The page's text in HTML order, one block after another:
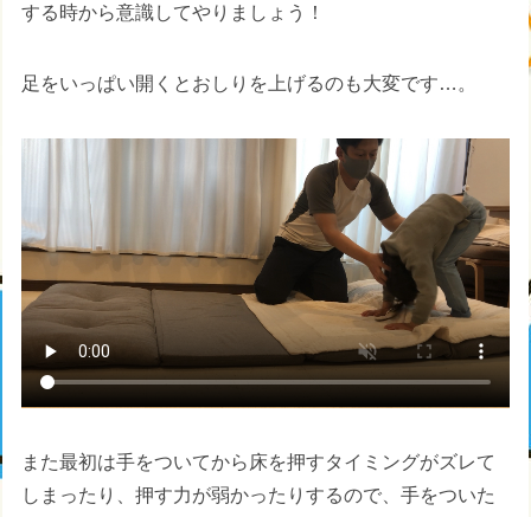
する時から意識してやりましょう！
足をいっぱい開くとおしりを上げるのも大変です…。
また最初は手をついてから床を押すタイミングがズレて
しまったり、押す力が弱かったりするので、手をついた